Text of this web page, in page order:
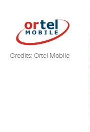
Credits: Ortel Mobile